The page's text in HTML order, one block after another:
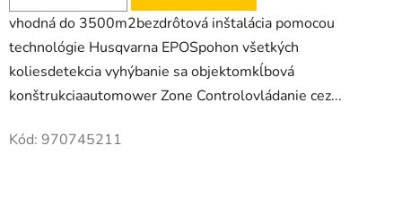
vhodná do 3500m2bezdrôtová inštalácia pomocou
technológie Husqvarna EPOSpohon všetkých
koliesdetekcia vyhýbanie sa objektomkĺbová
konštrukciaautomower Zone Controlovládanie cez...
Kód: 970745211